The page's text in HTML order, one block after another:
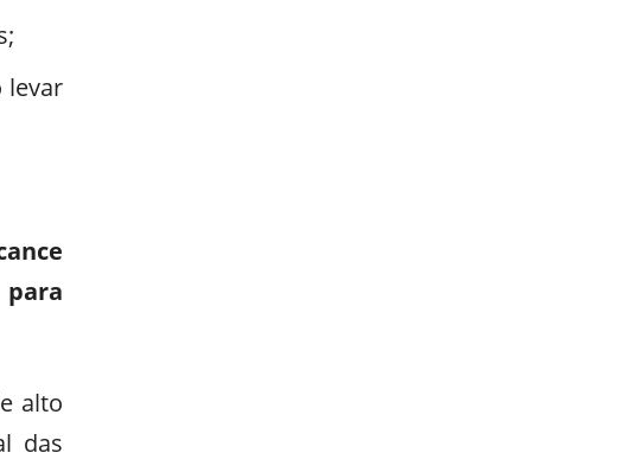
levar
alto
das